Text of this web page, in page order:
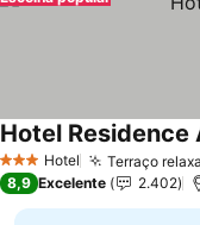
3 EstrelasHotel Terraço
Hotel Residence
8,9 Excelente 2.402